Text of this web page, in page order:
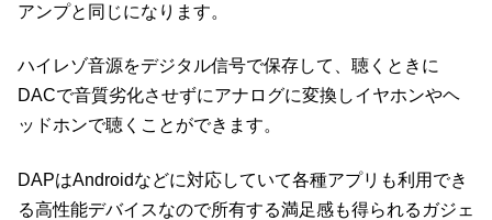
アンプと同じになります。
ハイレゾ音源をデジタル信号で保存して、聴くときに
DACで音質劣化させずにアナログに変換しイヤホンやヘ
ッドホンで聴くことができます。
DAPはAndroidなどに対応していて各種アプリも利用でき
る高性能デバイスなので所有する満足感も得られるガジェ